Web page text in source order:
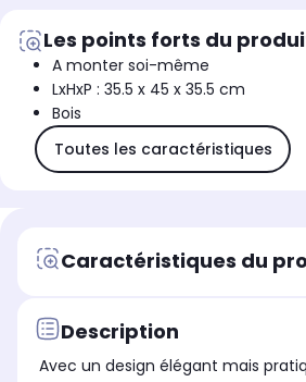
Les points forts du
A monter soi-même
LxHxP : 35.5 x 45 x 35.5 cm
Bois
Toutes les caractéristiques
Caractéristiques du
Description
Avec un design élégant mais